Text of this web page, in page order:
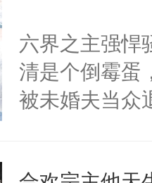
不出去啊
会给大师兄回
现言烬就站在
静。这一世，
定！他要死
个被废的这么
轮椅，从家里
的夜晚离家
椅漂移，和野
六界之主强悍
清是个倒霉蛋
被未婚夫当众